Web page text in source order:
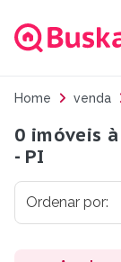
Home venda
0 imóveis
- PI